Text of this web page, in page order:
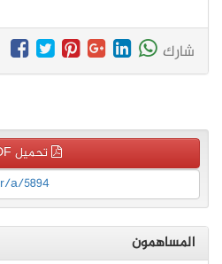
شارك
تحميل PDF
a/5894
المساهمون